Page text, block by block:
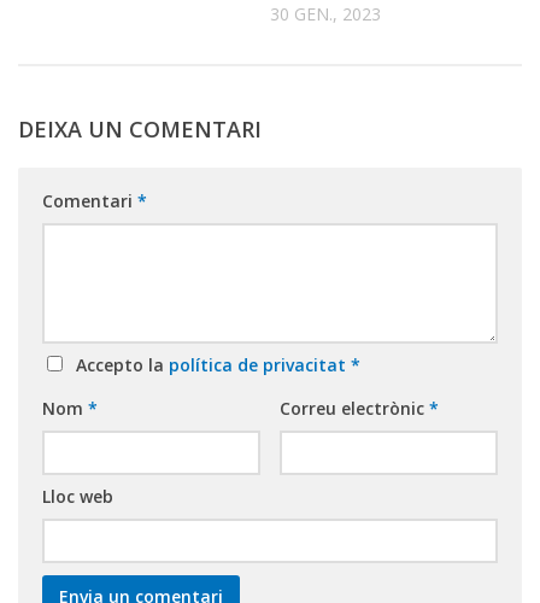
30 GEN., 2023
DEIXA UN COMENTARI
Comentari *
Accepto la política de privacitat *
Nom * Correu electrònic *
Lloc web